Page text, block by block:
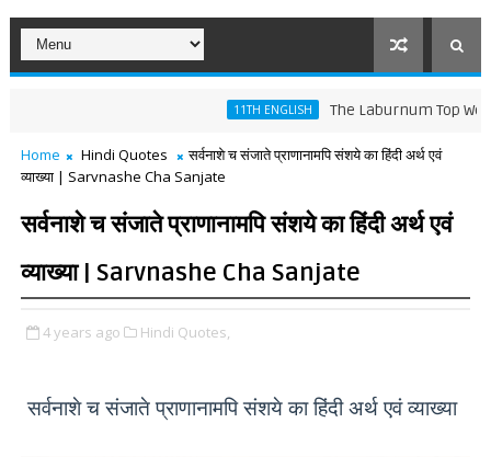
11TH ENGLISH The Laburnum Top Words
Home Hindi Quotes
सर्वनाशे च संजाते प्राणानामपि संशये का हिंदी अर्थ एवं
व्याख्या | Sarvnashe Cha Sanjate
सर्वनाशे च संजाते प्राणानामपि संशये का हिंदी अर्थ एवं
व्याख्या | Sarvnashe Cha Sanjate
4 years ago Hindi Quotes,
सर्वनाशे च संजाते प्राणानामपि संशये का हिंदी अर्थ एवं व्याख्या